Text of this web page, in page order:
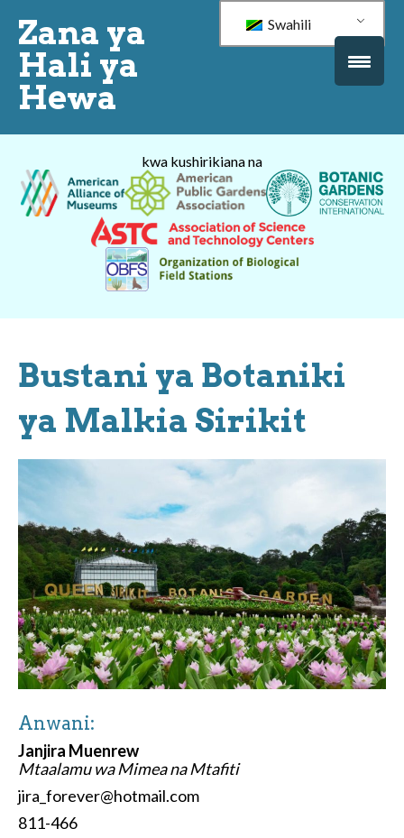
Zana ya
Hali ya
Hewa
Swahili
kwa kushirikiana na
Bustani ya Botaniki
ya Malkia Sirikit
Anwani:
Janjira Muenrew
Mtaalamu wa Mimea na Mtafiti
jira_forever@hotmail.com
811-466